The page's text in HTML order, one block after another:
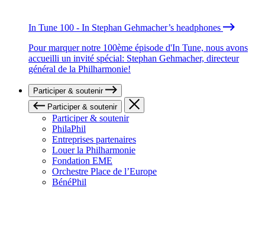
In Tune 100 - In Stephan Gehmacher’s headphones
Pour marquer notre 100ème épisode d'In Tune, nous avons
accueilli un invité spécial: Stephan Gehmacher, directeur
général de la Philharmonie!
Participer & soutenir
Participer & soutenir
Participer & soutenir
PhilaPhil
Entreprises partenaires
Louer la Philharmonie
Fondation EME
Orchestre Place de l’Europe
BénéPhil